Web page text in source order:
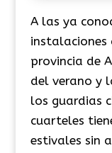
A las ya
instalaciones
provincia de
del verano y
los guardias
cuarteles
estivales sin